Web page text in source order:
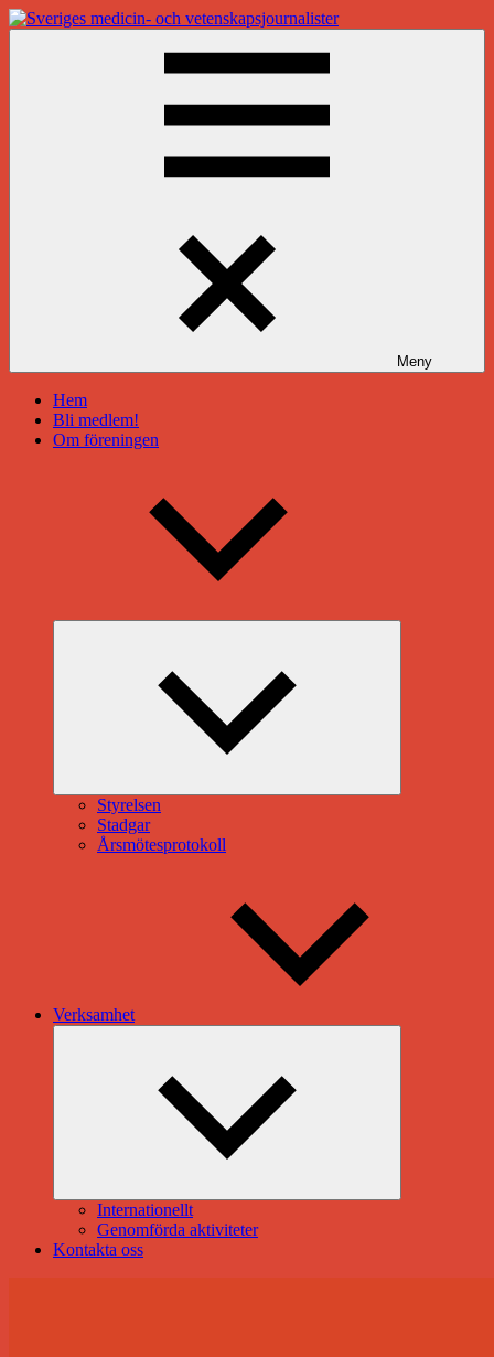
Hoppa
till
Meny
Hem
Bli medlem!
Om föreningen
Styrelsen
Stadgar
Årsmötesprotokoll
Verksamhet
Internationellt
Genomförda aktiviteter
Kontakta oss